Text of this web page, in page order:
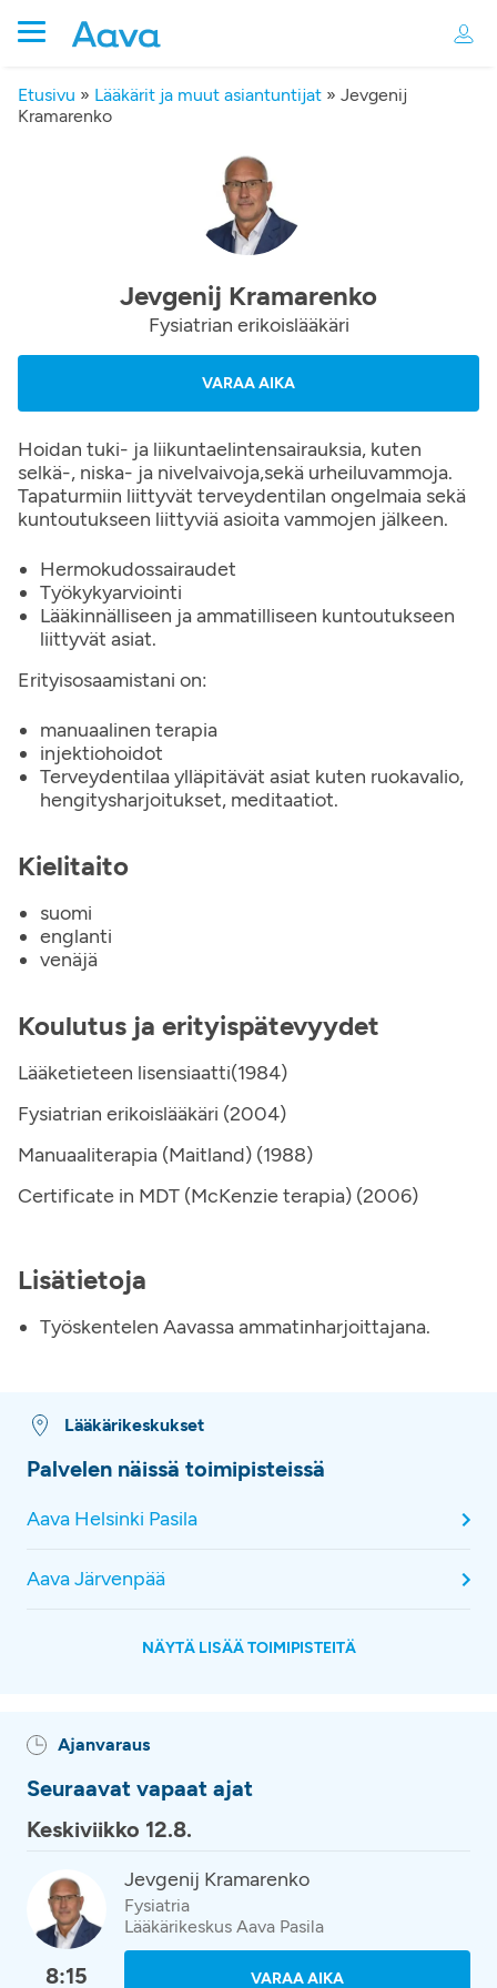
Etusivu » Lääkärit ja muut asiantuntijat » Jevgenij
Kramarenko
Jevgenij Kramarenko
Fysiatrian erikoislääkäri
VARAA AIKA
Hoidan tuki- ja liikuntaelintensairauksia, kuten
selkä-, niska- ja nivelvaivoja,sekä urheiluvammoja.
Tapaturmiin liittyvät terveydentilan ongelmaia sekä
kuntoutukseen liittyviä asioita vammojen jälkeen.
Hermokudossairaudet
Työkykyarviointi
Lääkinnälliseen ja ammatilliseen kuntoutukseen
liittyvät asiat.
Erityisosaamistani on:
manuaalinen terapia
injektiohoidot
Terveydentilaa ylläpitävät asiat kuten ruokavalio,
hengitysharjoitukset, meditaatiot.
Kielitaito
suomi
englanti
venäjä
Koulutus ja erityispätevyydet
Lääketieteen lisensiaatti(1984)
Fysiatrian erikoislääkäri (2004)
Manuaaliterapia (Maitland) (1988)
Certificate in MDT (McKenzie terapia) (2006)
Lisätietoja
Työskentelen Aavassa ammatinharjoittajana.
Lääkärikeskukset
Palvelen näissä toimipisteissä
Aava Helsinki Pasila
Aava Järvenpää
NÄYTÄ LISÄÄ TOIMIPISTEITÄ
Ajanvaraus
Seuraavat vapaat ajat
Keskiviikko 12.8.
8:15
Jevgenij Kramarenko
Fysiatria
Lääkärikeskus Aava Pasila
VARAA AIKA